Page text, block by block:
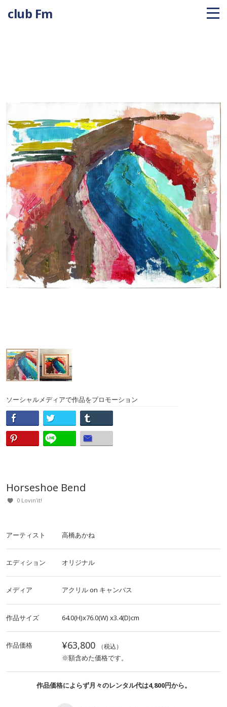
club Fm
ソーシャルメディアで作品をプロモーション
Horseshoe Bend
0 Lovin'it!
アーティスト 高橋あかね
エディション オリジナル
メディア アクリルon キャンバス
作品サイズ 64.0(H)x76.0(W) x3.4(D)cm
作品価格 ¥63,800 （税込）
※額含めた価格です。
作品価格によらず月々のレンタル代は4,800円から。